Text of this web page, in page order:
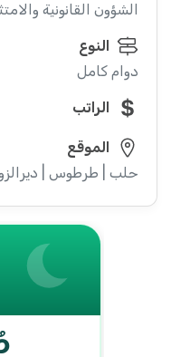
الشؤون القانونية
النوع
دوام كامل
الراتب
الموقع
حلب | طرطوس |